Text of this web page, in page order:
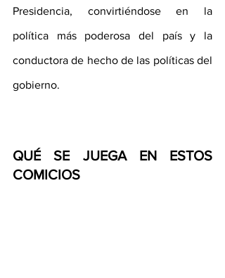
Presidencia, convirtiéndose en la
política más poderosa del país y la
conductora de hecho de las políticas del
gobierno.
QUÉ SE JUEGA EN ESTOS
COMICIOS